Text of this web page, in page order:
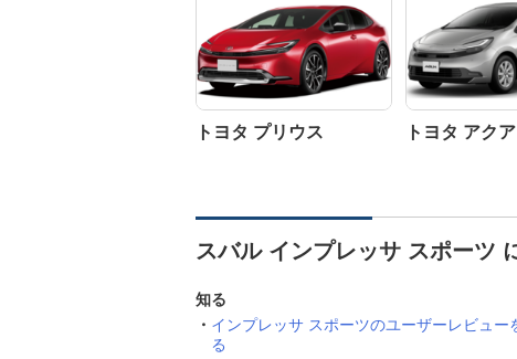
トヨタ プリウス トヨタ アクア
スバル インプレッサ スポーツ
知る
インプレッサ スポーツのユーザーレビュー
る